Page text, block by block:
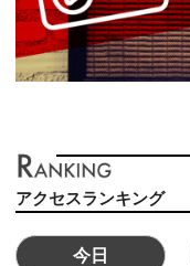
アクセスランキング
今日